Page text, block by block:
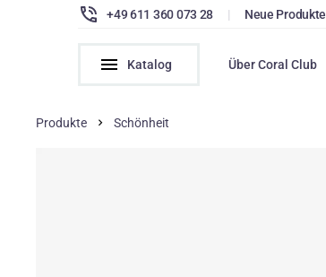
+49 611 360 073 28 | Neue Produkte
Katalog Über Coral Club
Produkte Schönheit